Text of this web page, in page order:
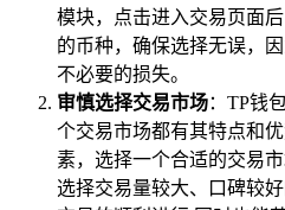
模块，点击进入交易页面
的币种，确保选择无误，
不必要的损失。
审慎选择交易市场：TP钱
个交易市场都有其特点和
素，选择一个合适的交易
选择交易量较大、口碑较